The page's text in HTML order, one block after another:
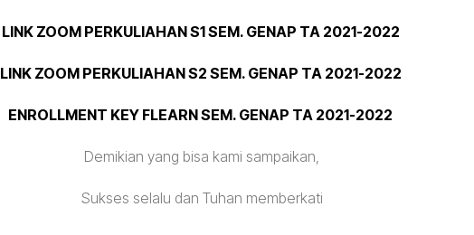
LINK ZOOM PERKULIAHAN S1 SEM. GENAP TA 2021-2022
LINK ZOOM PERKULIAHAN S2 SEM. GENAP TA 2021-2022
ENROLLMENT KEY FLEARN SEM. GENAP TA 2021-2022
Demikian yang bisa kami sampaikan,
Sukses selalu dan Tuhan memberkati